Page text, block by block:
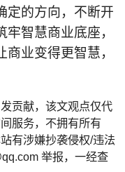
定的方向，不断开
智慧商业底座，
业变得更智慧，
贡献，该文观点仅代
服务，不拥有所有
有涉嫌抄袭侵权/违法
举报，一经查